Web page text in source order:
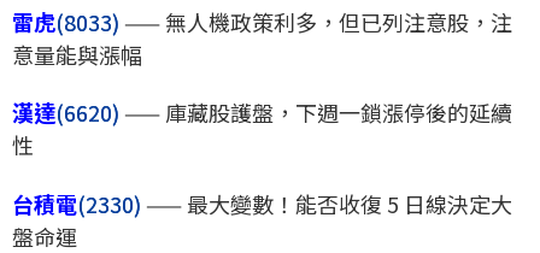
雷虎(8033) —— 無人機政策利多，但已列注意股，注
意量能與漲幅
漢達(6620) —— 庫藏股護盤，下週一鎖漲停後的延續
性
台積電(2330) —— 最大變數！能否收復 5 日線決定大
盤命運